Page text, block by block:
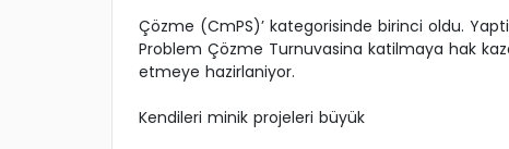
Çözme (CmPS)’ kategorisinde birinci oldu.
Problem Çözme Turnuvasina katilmaya hak
etmeye hazirlaniyor.
Kendileri minik projeleri büyük